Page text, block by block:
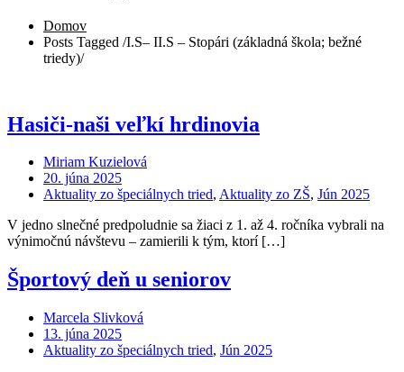
Domov
Posts Tagged /I.S– II.S – Stopári (základná škola; bežné
triedy)/
Hasiči-naši veľkí hrdinovia
Miriam Kuzielová
20. júna 2025
Aktuality zo špeciálnych tried, Aktuality zo ZŠ, Jún 2025
V jedno slnečné predpoludnie sa žiaci z 1. až 4. ročníka vybrali na
výnimočnú návštevu – zamierili k tým, ktorí […]
Športový deň u seniorov
Marcela Slivková
13. júna 2025
Aktuality zo špeciálnych tried, Jún 2025